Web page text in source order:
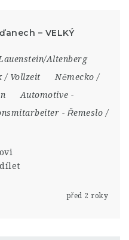
– VELKÝ
Altenberg
/ Vollzeit
Německo /
Automotive -
- Řemeslo /
před 2 roky